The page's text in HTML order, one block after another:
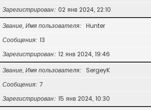
Зарегистрирован 02 янв 2024, 22:10
Звание, Имя пользователя
Hunter
Сообщения 13
Зарегистрирован 12 янв 2024, 19:46
Звание, Имя пользователя
SergeyK
Сообщения 7
Зарегистрирован 15 янв 2024, 10:30